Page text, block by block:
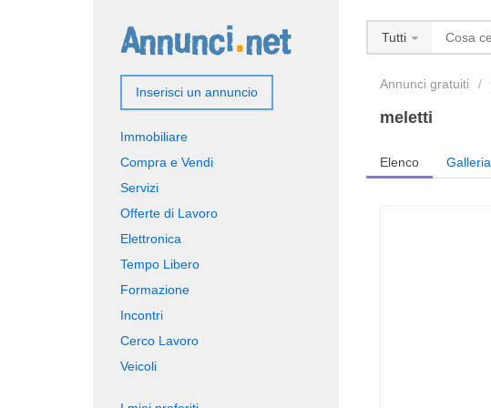
Tutti
Annunci gratuiti
meletti
Elenco Galleria
Inserisci un annuncio
Immobiliare
Compra e Vendi
Servizi
Offerte di Lavoro
Elettronica
Tempo Libero
Formazione
Incontri
Cerco Lavoro
Veicoli